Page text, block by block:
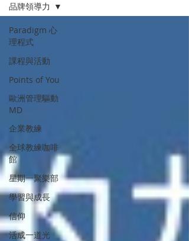
Paradigm 心
理程式
課程與活動
Points of You
歐洲管理驅動
MD
企業教練
全球教練咖啡
館
星期一聚樂部
學習與成長
信仰
活成一道光
品牌領導力